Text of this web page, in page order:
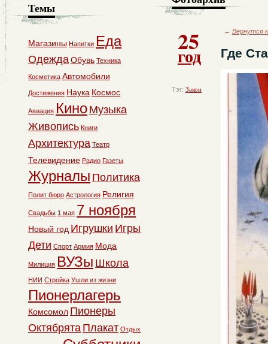
25
год
Тэг: Закон
← Вернутся
Где
Темы
Магазины Напитки Еда
ОдеждаОбувь Техника
Косметика Автомобили
Достижения Наука Космос
Авиация Кино Музыка
Живопись Книги
Архитектура Театр
Телевидение Радио Газеты
Журналы Политика
Полит бюро Астрология Религия
Свадьбы 1 мая 7 ноября
Новый год Игрушки Игры
Дети Спорт Армия Мода
Милиция ВУЗы Школа
НИИ Стройка Ушли из жизни
Пионерлагерь
Комсомол Пионеры
Октябрята Плакат Отдых